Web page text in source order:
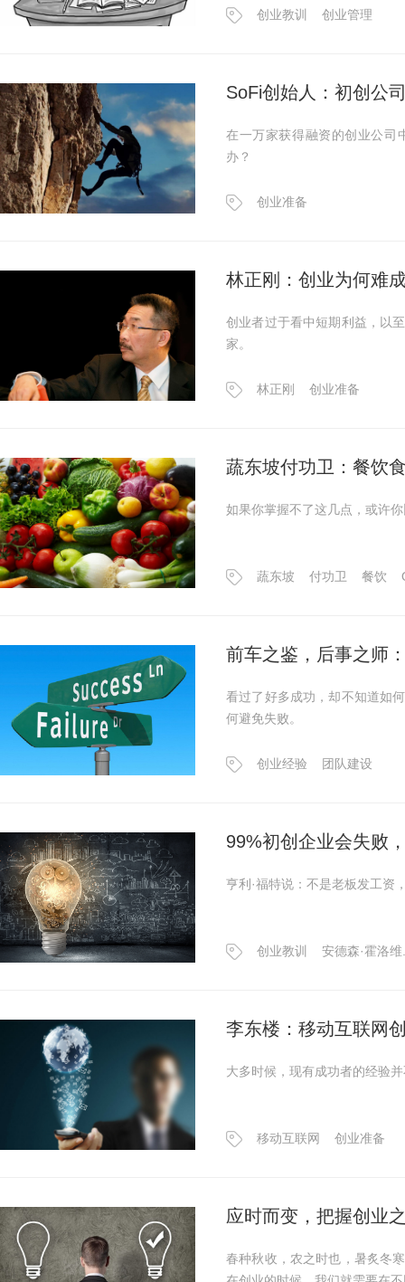
创业教训 创业管理
SoFi创始人：初创公
在一万家获得融资的创业公司
办？
创业准备
林正刚：创业为何难
创业者过于看中短期利益，以
家。
林正刚 创业准备
蔬东坡付功卫：餐饮
如果你掌握不了这几点，或许
蔬东坡 付功卫 餐饮
前车之鉴，后事之师
看过了好多成功，却不知道如
何避免失败。
创业经验 团队建设
99%初创企业会失败
亨利·福特说：不是老板发工资
创业教训 安德森·霍洛
李东楼：移动互联网
大多时候，现有成功者的经验
移动互联网 创业准备
应时而变，把握创业
春种秋收，农之时也，暑炙冬